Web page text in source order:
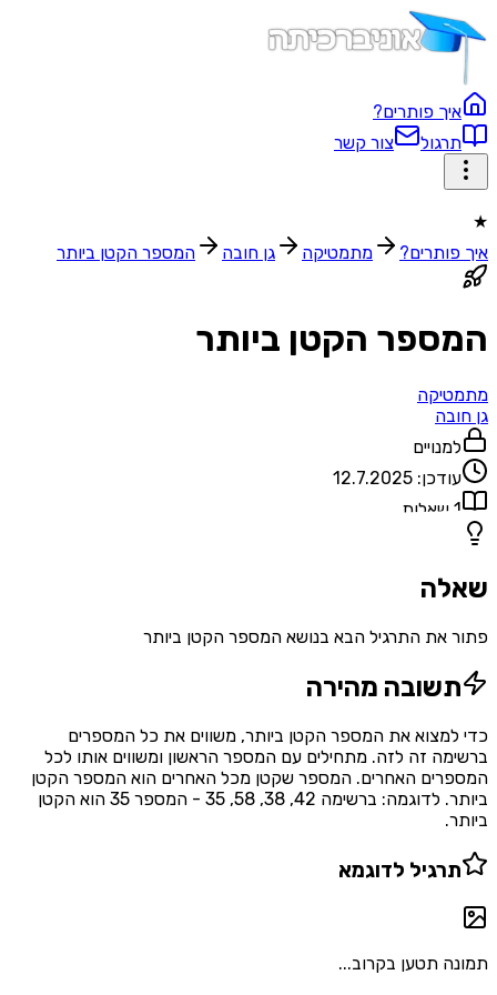
איך פותרים?
תרגול
צור קשר
★
איך פותרים?
מתמטיקה גן חובה המספר הקטן ביותר
המספר הקטן ביותר
מתמטיקה
גן חובה
למנויים
עודכן: 12.7.2025
1 שאלות
שאלה
פתור את התרגיל הבא בנושא המספר הקטן ביותר
תשובה מהירה
כדי למצוא את המספר הקטן ביותר, משווים את כל המספרים
ברשימה זה לזה. מתחילים עם המספר הראשון ומשווים אותו לכל
המספרים האחרים. המספר שקטן מכל האחרים הוא המספר הקטן
ביותר. לדוגמה: ברשימה 42, 38, 58, 35 - המספר 35 הוא הקטן
ביותר.
תרגיל לדוגמא
תמונה תטען בקרוב...